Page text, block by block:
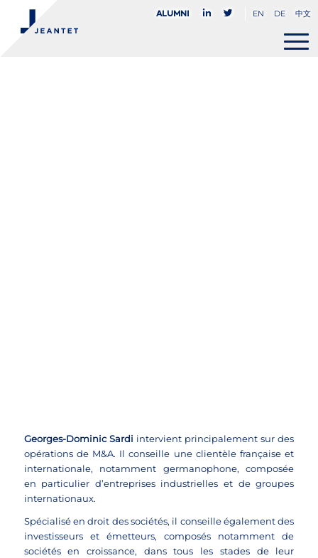
Alumni EN DE 中文
Georges-Dominic Sardi intervient principalement sur des
opérations de M&A. Il conseille une clientèle française et
internationale, notamment germanophone, composée
en particulier d’entreprises industrielles et de groupes
internationaux.
Spécialisé en droit des sociétés, il conseille également des
investisseurs et émetteurs, composés notamment de
sociétés en croissance, dans tous les stades de leur